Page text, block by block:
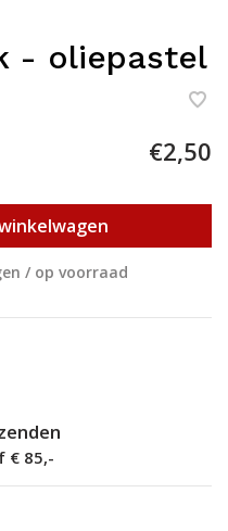
- oliepastel
€2,50
/ op voorraad
€ 85,-